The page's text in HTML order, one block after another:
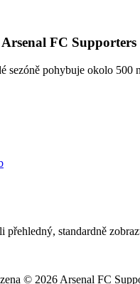
FC
sezóně pohybuje okolo 500
standardně
© 2026 Arsenal FC